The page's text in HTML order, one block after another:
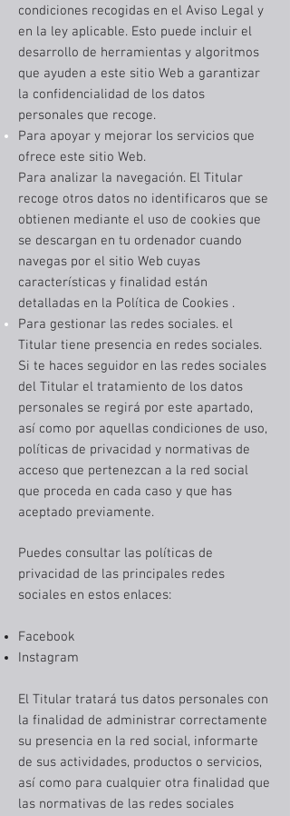
condiciones recogidas en el Aviso Legal y
en la ley aplicable. Esto puede incluir el
desarrollo de herramientas y algoritmos
que ayuden a este sitio Web a garantizar
la confidencialidad de los datos
personales que recoge.
Para apoyar y mejorar los servicios que
ofrece este sitio Web.
Para analizar la navegación. El Titular
recoge otros datos no identificaros que se
obtienen mediante el uso de cookies que
se descargan en tu ordenador cuando
navegas por el sitio Web cuyas
características y finalidad están
detalladas en la Política de Cookies .
Para gestionar las redes sociales. el
Titular tiene presencia en redes sociales.
Si te haces seguidor en las redes sociales
del Titular el tratamiento de los datos
personales se regirá por este apartado,
así como por aquellas condiciones de uso,
políticas de privacidad y normativas de
acceso que pertenezcan a la red social
que proceda en cada caso y que has
aceptado previamente.
Puedes consultar las políticas de
privacidad de las principales redes
sociales en estos enlaces:
Facebook
Instagram
El Titular tratará tus datos personales con
la finalidad de administrar correctamente
su presencia en la red social, informarte
de sus actividades, productos o servicios,
así como para cualquier otra finalidad que
las normativas de las redes sociales